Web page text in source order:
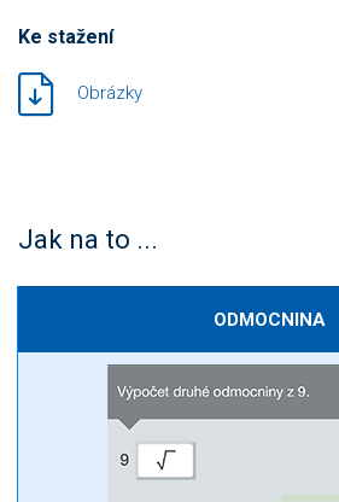
Ke stažení
Obrázky
Jak na to ...
ODMOCNINA